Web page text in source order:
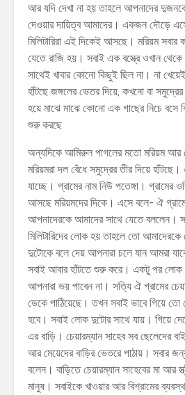
আর যদি দেখা না হয় তাহলে আপনাদের
দেওয়ার দায়িত্ব আমাদের। একজন দৌড়ে এসে
মিলিটারিরা এই দিকেই আসছে। মরিয়ম সবার
যেতে রাজি হয়। সবাই এক বস্ত্রে ওখান
সাথেই খাবার কোনো কিছুই ছিল না। না
হাঁটছে জঙ্গলের ভেতর দিয়ে, কখনো বা
হয়ে মাঝে মাঝে কোনো এক গাছের নিচে বসে
শুরু করছে
অন্যদিকে আমিরুল পাগলের মতো মরিয়ম আর
মরিয়মরা দল বেঁধে সমুদ্রের তীর দিয়ে
যাচ্ছে। গ্রামের নাম নিউ পতেঙ্গা।
আসছে মরিয়মদের দিকে। এসে বলে- ঐ
আপনাদেরকে আমাদের সাথে যেতে বললেন।
মিলিটারিদের লোক হয় তাহলে তো
দুটোকে বলে দেয় আপনারা চলে যান আমরা
সবাই আবার হাঁটতে শুরু করে। একটু পর
আপনারা ভয় পাবেন না। সত্যি ঐ গ্রামের
ডেকে পাঠিয়েছে। তখন সবাই ভাবে গিয়ে
হবে। সবাই লোক দুটোর সাথে যায়। গিয়ে
এর বাড়ি। চেয়ারম্যান সাহেব সব ছেলেদের
আর মেয়েদের বাড়ির ভেতরে পাঠায়। সবার
বলেন। বাড়িতে চেয়ারম্যান সাহেবের মা আর
মানুষ। সবাইকে খাওয়ার আর বিশ্রামের